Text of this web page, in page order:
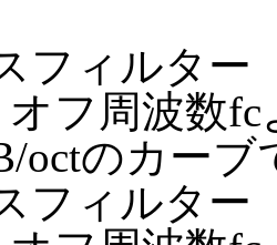
フィルター
フ周波数
octのカー
フィルター